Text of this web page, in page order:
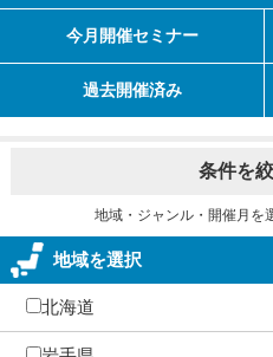
今月開催セミナー
過去開催済み
条件を
地域・ジャンル・開催月を
地域を選択
北海道